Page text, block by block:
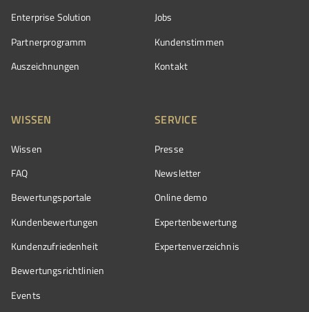
Enterprise Solution
Partnerprogramm
Auszeichnungen
Jobs
Kundenstimmen
Kontakt
WISSEN
Wissen
FAQ
Bewertungsportale
Kundenbewertungen
Kundenzufriedenheit
Bewertungs­richtlinien
Events
SERVICE
Presse
Newsletter
Online demo
Expertenbewertung
Expertenverzeichnis